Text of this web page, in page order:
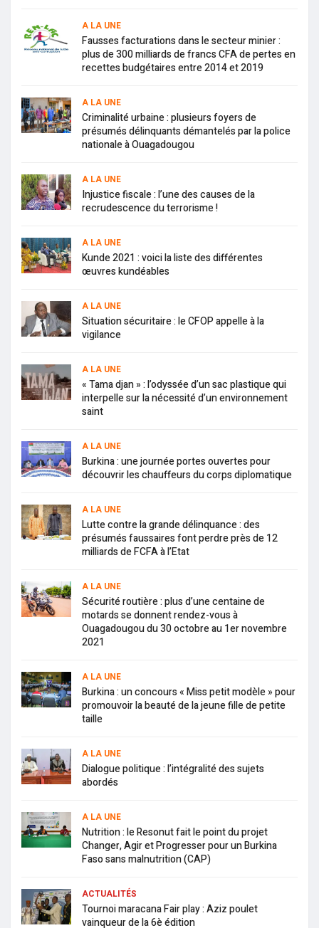
A LA UNE
Fausses facturations dans le secteur minier :
plus de 300 milliards de francs CFA de pertes en
recettes budgétaires entre 2014 et 2019
A LA UNE
Criminalité urbaine : plusieurs foyers de
présumés délinquants démantelés par la police
nationale à Ouagadougou
A LA UNE
Injustice fiscale : l’une des causes de la
recrudescence du terrorisme !
A LA UNE
Kunde 2021 : voici la liste des différentes
œuvres kundéables
A LA UNE
Situation sécuritaire : le CFOP appelle à la
vigilance
A LA UNE
« Tama djan » : l’odyssée d’un sac plastique qui
interpelle sur la nécessité d’un environnement
saint
A LA UNE
Burkina : une journée portes ouvertes pour
découvrir les chauffeurs du corps diplomatique
A LA UNE
Lutte contre la grande délinquance : des
présumés faussaires font perdre près de 12
milliards de FCFA à l’Etat
A LA UNE
Sécurité routière : plus d’une centaine de
motards se donnent rendez-vous à
Ouagadougou du 30 octobre au 1er novembre
2021
A LA UNE
Burkina : un concours « Miss petit modèle » pour
promouvoir la beauté de la jeune fille de petite
taille
A LA UNE
Dialogue politique : l’intégralité des sujets
abordés
A LA UNE
Nutrition : le Resonut fait le point du projet
Changer, Agir et Progresser pour un Burkina
Faso sans malnutrition (CAP)
ACTUALITÉS
Tournoi maracana Fair play : Aziz poulet
vainqueur de la 6è édition